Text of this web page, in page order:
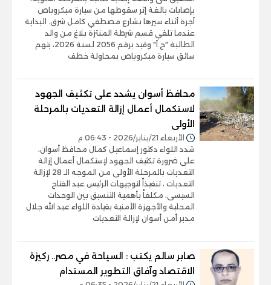
بإصابات بالغة إثر سقوطها من سيارة ميكروباص
أجرة أثناء سيرها بشارع مصطفي كامل شرق. البداية
عندما تلقي قسم شرطة المنتزة بلاغ من والد
الطالبة "ح.أ" وقيد برقم 2056 لسنة 2026، يتهم
سائق سيارة ميكروباص بمحاولة خطف
محافظ أسوان يشدد على تكثيف الجهود
لاستكمال أعمال إزالة التعديات بالمرحلة
الأولى
الأربعاء 21/يناير/2026 - 06:43 م
شدد اللواء دكتور إسماعيل كمال محافظ أسوان،
على ضرورة تكثيف الجهود لإستكمال أعمال إزالة
التعديات بالمرحلة الأولى من الموجه الـ 28 لإزالة
التعديات ، تنفيذاً لتوجيهات الرئيس عبد الفتاح
السيسى، مكلفاً بأهمية التنسيق بين الوحدات
المحلية والأجهزة الأمنية بقيادة اللواء عبد الله جلال
مدير أمن أسوان لإزالة التعديات
صابر سالم يكتب : السياحة في مصر.. ركيزة
الاقتصاد وآفاق التطوير المستدام